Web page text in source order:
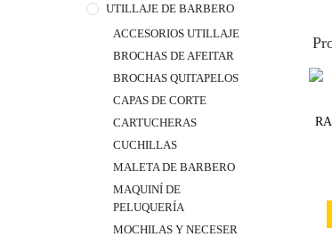
UTILLAJE DE BARBERO
ACCESORIOS UTILLAJE
BROCHAS DE AFEITAR
BROCHAS QUITAPELOS
CAPAS DE CORTE
CARTUCHERAS
CUCHILLAS
MALETA DE BARBERO
MAQUINÍ DE
PELUQUERÍA
MOCHILAS Y NECESER